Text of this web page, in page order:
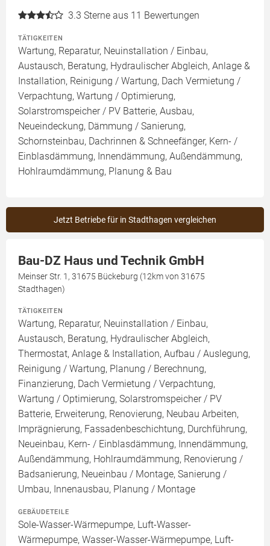
3.3 Sterne aus 11 Bewertungen
TÄTIGKEITEN
Wartung, Reparatur, Neuinstallation / Einbau,
Austausch, Beratung, Hydraulischer Abgleich, Anlage &
Installation, Reinigung / Wartung, Dach Vermietung /
Verpachtung, Wartung / Optimierung,
Solarstromspeicher / PV Batterie, Ausbau,
Neueindeckung, Dämmung / Sanierung,
Schornsteinbau, Dachrinnen & Schneefänger, Kern- /
Einblasdämmung, Innendämmung, Außendämmung,
Hohlraumdämmung, Planung & Bau
Jetzt Betriebe für in Stadthagen vergleichen
Bau-DZ Haus und Technik GmbH
Meinser Str. 1, 31675 Bückeburg (12km von 31675
Stadthagen)
TÄTIGKEITEN
Wartung, Reparatur, Neuinstallation / Einbau,
Austausch, Beratung, Hydraulischer Abgleich,
Thermostat, Anlage & Installation, Aufbau / Auslegung,
Reinigung / Wartung, Planung / Berechnung,
Finanzierung, Dach Vermietung / Verpachtung,
Wartung / Optimierung, Solarstromspeicher / PV
Batterie, Erweiterung, Renovierung, Neubau Arbeiten,
Imprägnierung, Fassadenbeschichtung, Durchführung,
Neueinbau, Kern- / Einblasdämmung, Innendämmung,
Außendämmung, Hohlraumdämmung, Renovierung /
Badsanierung, Neueinbau / Montage, Sanierung /
Umbau, Innenausbau, Planung / Montage
GEBÄUDETEILE
Sole-Wasser-Wärmepumpe, Luft-Wasser-
Wärmepumpe, Wasser-Wasser-Wärmepumpe, Luft-